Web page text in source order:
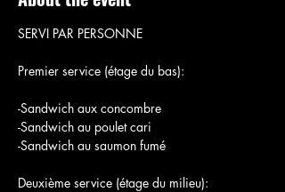
SERVI PAR PERSONNE
Premier service (étage du bas):
-Sandwich aux concombre
-Sandwich au poulet cari
-Sandwich au saumon fumé
Deuxième service (étage du milieu):